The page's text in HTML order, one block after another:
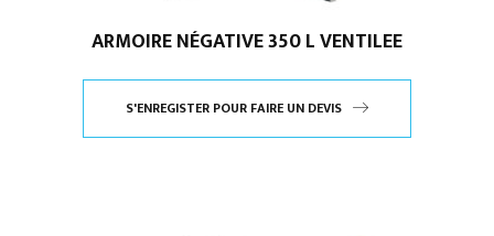
ARMOIRE NÉGATIVE 350 L VENTILEE
S'ENREGISTER POUR FAIRE UN DEVIS